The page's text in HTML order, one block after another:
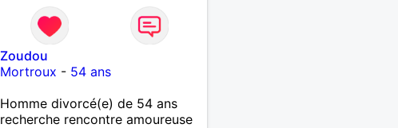
Zoudou
Mortroux - 54 ans
Homme divorcé(e) de 54 ans
recherche rencontre amoureuse